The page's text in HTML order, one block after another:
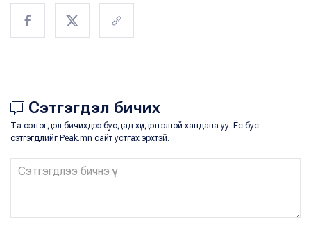
Сэтгэгдэл бичих
Та сэтгэгдэл бичихдээ бусдад хүндэтгэлтэй хандана уу. Ёс бус
сэтгэгдлийг Peak.mn сайт устгах эрхтэй.